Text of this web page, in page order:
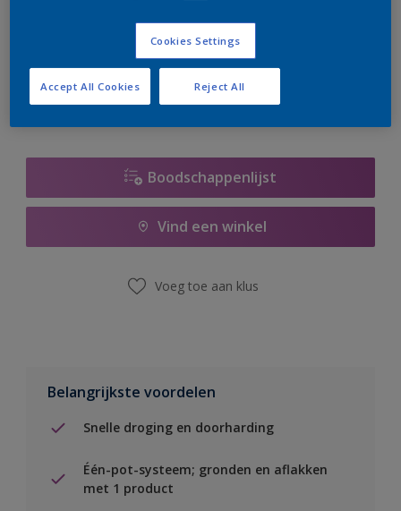
Op dit moment is het niet mogelijk dit product online
te bestellen. Houd de website in de gaten, we werken
er hard aan om de voorraad aan te vullen.
Boodschappenlijst
Vind een winkel
Voeg toe aan klus
Belangrijkste voordelen
Snelle droging en doorharding
Één-pot-systeem; gronden en aflakken
met 1 product
Cookies Settings
Reject All
Accept All Cookies